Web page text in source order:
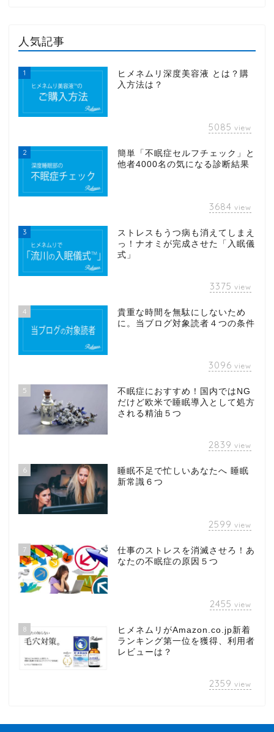
人気記事
1
ヒメネムリ深度美容液 とは？購
入方法は？
5085 view
2
簡単「不眠症セルフチェック」と
他者4000名の気になる診断結果
3684 view
3
ストレスもうつ病も消えてしまえ
っ！ナオミが完成させた「入眠儀
式」
3375 view
4
貴重な時間を無駄にしないため
に。当ブログ対象読者４つの条件
3096 view
5
不眠症におすすめ！国内ではNG
だけど欧米で睡眠導入として処方
される精油５つ
2839 view
6
睡眠不足で忙しいあなたへ 睡眠
新常識６つ
2599 view
7
仕事のストレスを消滅させろ！あ
なたの不眠症の原因５つ
2455 view
8
ヒメネムリがAmazon.co.jp新着
ランキング第一位を獲得、利用者
レビューは？
2359 view